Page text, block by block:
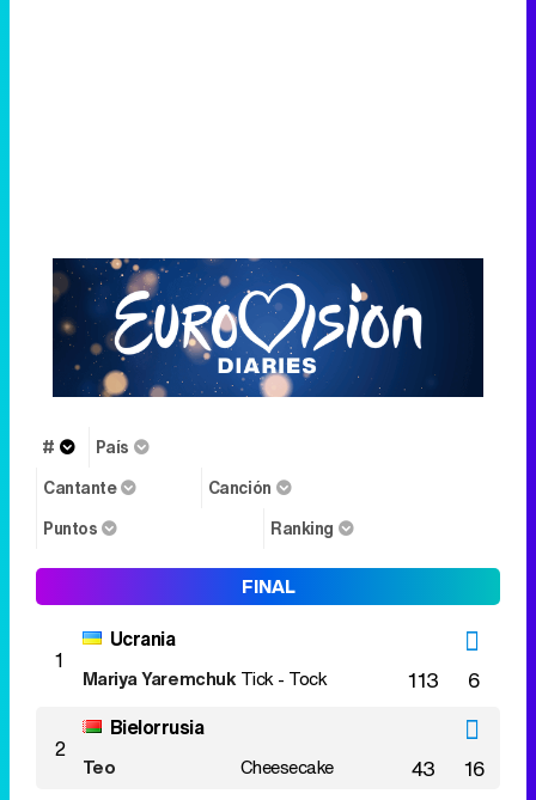
#
País
Cantante
Canción
Puntos
Ranking
FINAL
1
Ucrania
Mariya Yaremchuk Tick - Tock 113 6
2
Bielorrusia
Teo Cheesecake 43 16